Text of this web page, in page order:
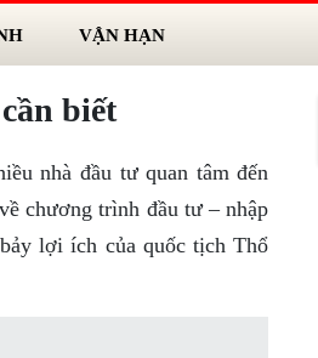
VẬN HẠN
biết
nhà đầu tư quan tâm đến
chương trình đầu tư – nhập
lợi ích của quốc tịch Thổ